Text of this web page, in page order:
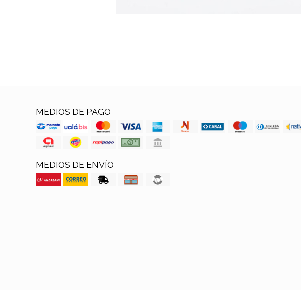
MEDIOS DE PAGO
MEDIOS DE ENVÍO